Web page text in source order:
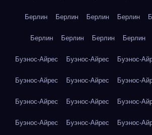
Берлин Берлин Берлин Берлин
Берлин Берлин Берлин Берлин
Буэнос-Айрес Буэнос-Айрес Буэнос-
Буэнос-Айрес Буэнос-Айрес Буэнос-
Буэнос-Айрес Буэнос-Айрес Буэнос-
Буэнос-Айрес Буэнос-Айрес Буэнос-